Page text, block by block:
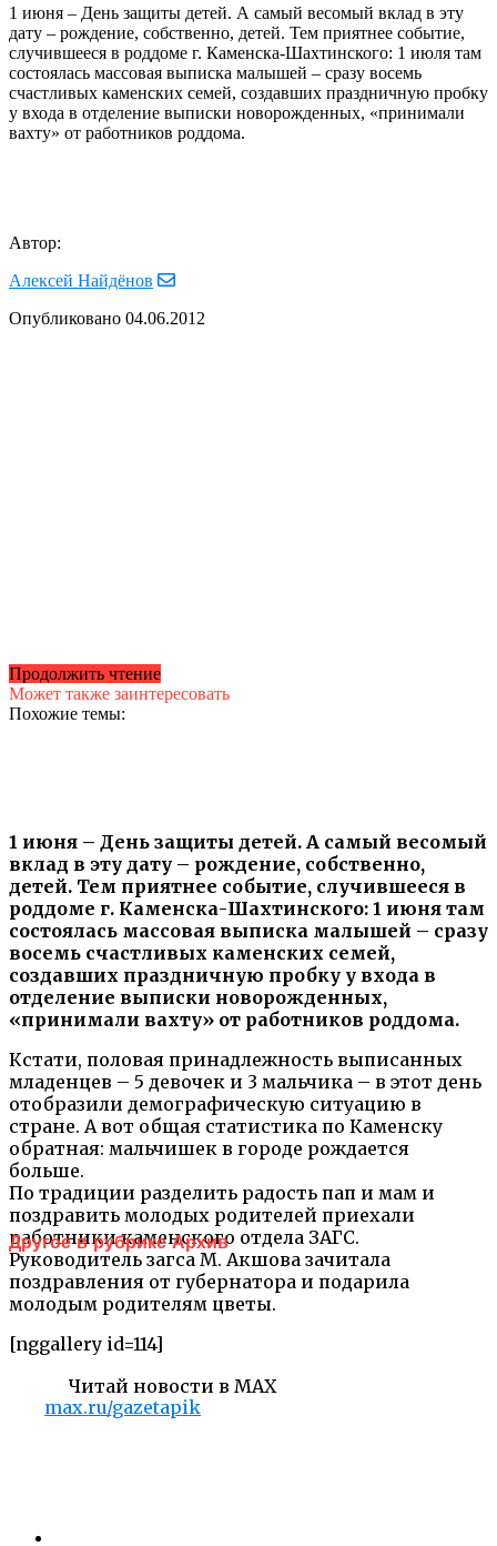
1 июня – День защиты детей. А самый весомый вклад в эту
дату – рождение, собственно, детей. Тем приятнее событие,
случившееся в роддоме г. Каменска-Шахтинского: 1 июля там
состоялась массовая выписка малышей – сразу восемь
счастливых каменских семей, создавших праздничную пробку
у входа в отделение выписки новорожденных, «принимали
вахту» от работников роддома.
Автор:
Алексей Найдёнов
Опубликовано 04.06.2012
1 июня – День защиты детей. А самый весомый
вклад в эту дату – рождение, собственно,
детей. Тем приятнее событие, случившееся в
роддоме г. Каменска-Шахтинского: 1 июня там
состоялась массовая выписка малышей – сразу
восемь счастливых каменских семей,
создавших праздничную пробку у входа в
отделение выписки новорожденных,
«принимали вахту» от работников роддома.
Кстати, половая принадлежность выписанных
младенцев – 5 девочек и 3 мальчика – в этот день
отобразили демографическую ситуацию в
стране. А вот общая статистика по Каменску
обратная: мальчишек в городе рождается
больше.
По традиции разделить радость пап и мам и
поздравить молодых родителей приехали
работники каменского отдела ЗАГС.
Руководитель загса М. Акшова зачитала
поздравления от губернатора и подарила
молодым родителям цветы.
[nggallery id=114]
Читай новости в MAX
max.ru/gazetapik
Продолжить чтение
Может также заинтересовать
Похожие темы:
Другое в рубрике Архив